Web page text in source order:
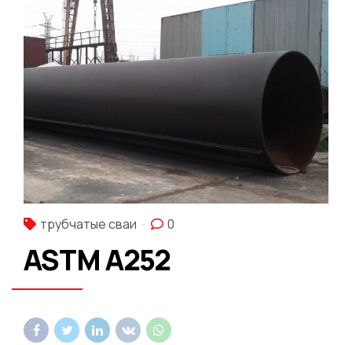
трубчатые сваи 0
ASTM A252